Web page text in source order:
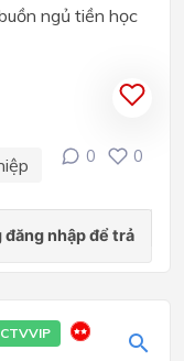
ngủ tiền học
0 0
CTVVIP